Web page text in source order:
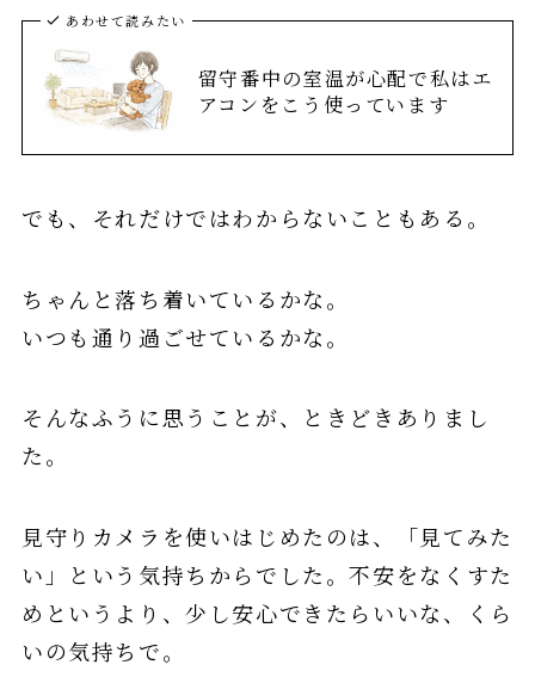
あわせて読みたい
留守番中の室温が心配で私はエ
アコンをこう使っています
でも、それだけではわからないこともある。
ちゃんと落ち着いているかな。
いつも通り過ごせているかな。
そんなふうに思うことが、ときどきありまし
た。
見守りカメラを使いはじめたのは、「見てみた
い」という気持ちからでした。不安をなくすた
めというより、少し安心できたらいいな、くら
いの気持ちで。